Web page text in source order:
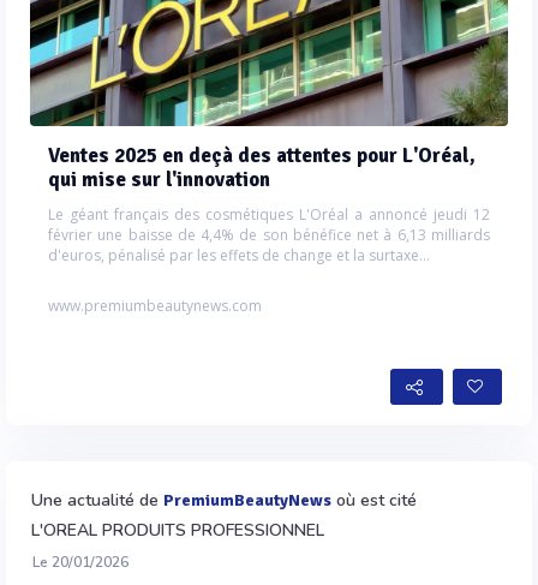
Ventes 2025 en deçà des attentes pour L'Oréal,
qui mise sur l'innovation
Le géant français des cosmétiques L'Oréal a annoncé jeudi 12
février une baisse de 4,4% de son bénéfice net à 6,13 milliards
d'euros, pénalisé par les effets de change et la surtaxe...
www.premiumbeautynews.com
Une actualité de PremiumBeautyNews où est cité
L'OREAL PRODUITS PROFESSIONNEL
Le 20/01/2026